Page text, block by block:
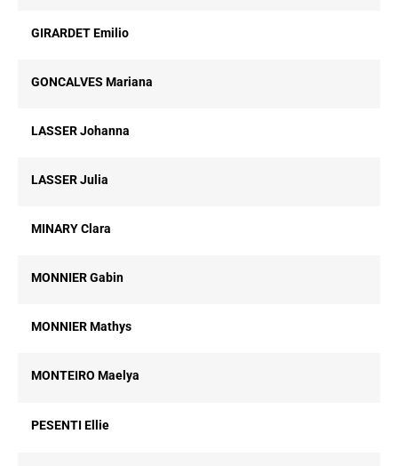
GIRARDET Emilio
GONCALVES Mariana
LASSER Johanna
LASSER Julia
MINARY Clara
MONNIER Gabin
MONNIER Mathys
MONTEIRO Maelya
PESENTI Ellie